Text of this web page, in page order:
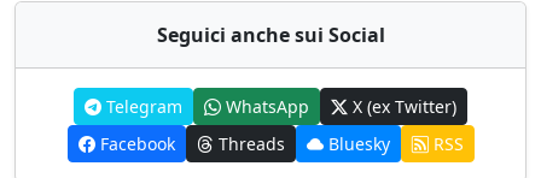
Seguici anche sui Social
Telegram WhatsApp
X (ex Twitter)
Facebook
Threads Bluesky RSS